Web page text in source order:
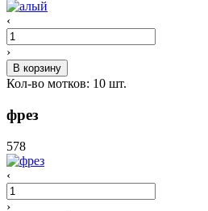
‹
›
В корзину
Кол-во мотков: 10 шт.
фрез
578
‹
›